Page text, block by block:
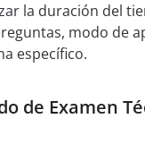
la duración del
modo de
específico.
de Examen